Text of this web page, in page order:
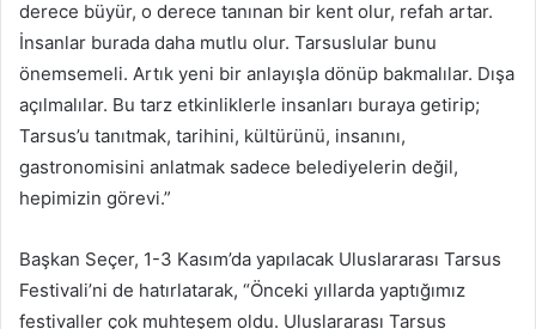
derece büyür, o derece tanınan bir kent olur, refah artar.
İnsanlar burada daha mutlu olur. Tarsuslular bunu
önemsemeli. Artık yeni bir anlayışla dönüp bakmalılar. Dışa
açılmalılar. Bu tarz etkinliklerle insanları buraya getirip;
Tarsus’u tanıtmak, tarihini, kültürünü, insanını,
gastronomisini anlatmak sadece belediyelerin değil,
hepimizin görevi.”
Başkan Seçer, 1-3 Kasım’da yapılacak Uluslararası Tarsus
Festivali’ni de hatırlatarak, “Önceki yıllarda yaptığımız
festivaller çok muhteşem oldu. Uluslararası Tarsus